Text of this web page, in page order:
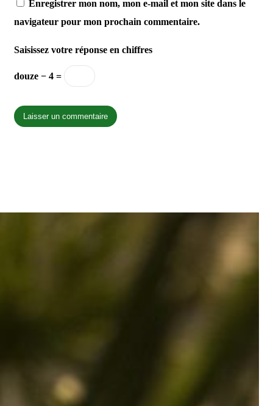
Enregistrer mon nom, mon e-mail et mon site dans le
navigateur pour mon prochain commentaire.
Saisissez votre réponse en chiffres
douze − 4 =